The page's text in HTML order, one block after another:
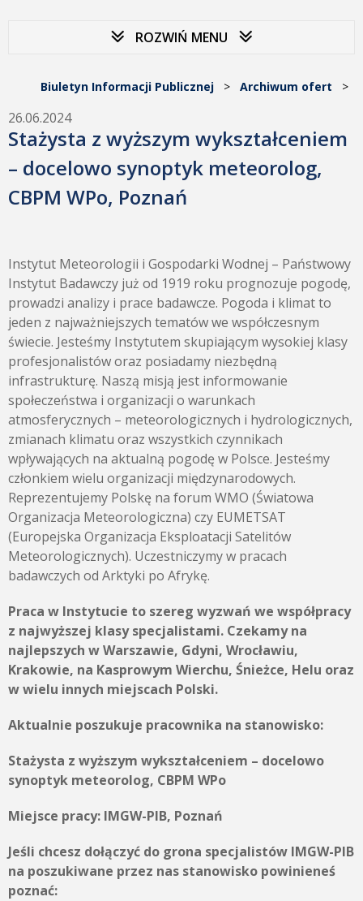
ROZWIŃ MENU
Biuletyn Informacji Publicznej > Archiwum ofert >
26.06.2024
Stażysta z wyższym wykształceniem
– docelowo synoptyk meteorolog,
CBPM WPo, Poznań
Instytut Meteorologii i Gospodarki Wodnej – Państwowy
Instytut Badawczy już od 1919 roku prognozuje pogodę,
prowadzi analizy i prace badawcze. Pogoda i klimat to
jeden z najważniejszych tematów we współczesnym
świecie. Jesteśmy Instytutem skupiającym wysokiej klasy
profesjonalistów oraz posiadamy niezbędną
infrastrukturę. Naszą misją jest informowanie
społeczeństwa i organizacji o warunkach
atmosferycznych – meteorologicznych i hydrologicznych,
zmianach klimatu oraz wszystkich czynnikach
wpływających na aktualną pogodę w Polsce. Jesteśmy
członkiem wielu organizacji międzynarodowych.
Reprezentujemy Polskę na forum WMO (Światowa
Organizacja Meteorologiczna) czy EUMETSAT
(Europejska Organizacja Eksploatacji Satelitów
Meteorologicznych). Uczestniczymy w pracach
badawczych od Arktyki po Afrykę.
Praca w Instytucie to szereg wyzwań we współpracy
z najwyższej klasy specjalistami. Czekamy na
najlepszych w Warszawie, Gdyni, Wrocławiu,
Krakowie, na Kasprowym Wierchu, Śnieżce, Helu oraz
w wielu innych miejscach Polski.
Aktualnie poszukuje pracownika na stanowisko:
Stażysta z wyższym wykształceniem – docelowo
synoptyk meteorolog, CBPM WPo
Miejsce pracy: IMGW-PIB, Poznań
Jeśli chcesz dołączyć do grona specjalistów IMGW-PIB
na poszukiwane przez nas stanowisko powinieneś
poznać: